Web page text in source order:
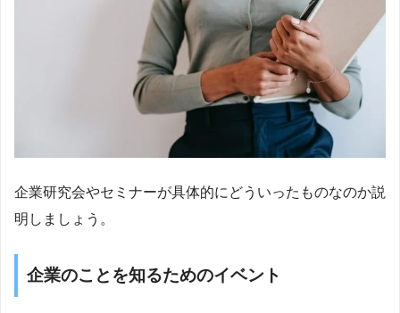
企業研究会やセミナーが具体的にどういったものなのか説
明しましょう。
企業のことを知るためのイベント